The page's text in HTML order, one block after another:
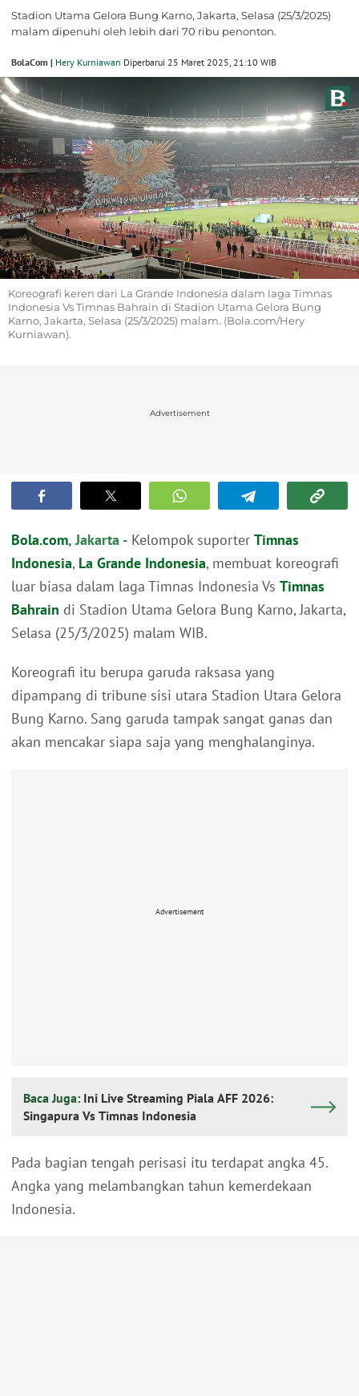
Stadion Utama Gelora Bung Karno, Jakarta, Selasa (25/3/2025)
malam dipenuhi oleh lebih dari 70 ribu penonton.
BolaCom | Hery Kurniawan Diperbarui 25 Maret 2025, 21:10 WIB
Koreografi keren dari La Grande Indonesia dalam laga Timnas
Indonesia Vs Timnas Bahrain di Stadion Utama Gelora Bung
Karno, Jakarta, Selasa (25/3/2025) malam. (Bola.com/Hery
Kurniawan).
Advertisement
Bola.com, Jakarta - Kelompok suporter Timnas
Indonesia, La Grande Indonesia, membuat koreografi
luar biasa dalam laga Timnas Indonesia Vs Timnas
Bahrain di Stadion Utama Gelora Bung Karno, Jakarta,
Selasa (25/3/2025) malam WIB.
Koreografi itu berupa garuda raksasa yang
dipampang di tribune sisi utara Stadion Utara Gelora
Bung Karno. Sang garuda tampak sangat ganas dan
akan mencakar siapa saja yang menghalanginya.
Advertisement
Baca Juga: Ini Live Streaming Piala AFF 2026:
Singapura Vs Timnas Indonesia
Pada bagian tengah perisasi itu terdapat angka 45.
Angka yang melambangkan tahun kemerdekaan
Indonesia.